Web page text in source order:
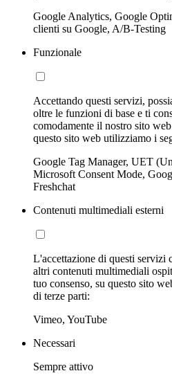
Google Analytics, Google
clienti su Google, A/B-Testing
Funzionale
Accettando questi servizi,
oltre le funzioni di base e ti
comodamente il nostro sito
questo sito web utilizziamo i
Google Tag Manager, UET
Microsoft Consent Mode,
Freshchat
Contenuti multimediali esterni
L'accettazione di questi servizi
altri contenuti multimediali
tuo consenso, su questo sito
di terze parti:
Vimeo, YouTube
Necessari
Sempre attivo